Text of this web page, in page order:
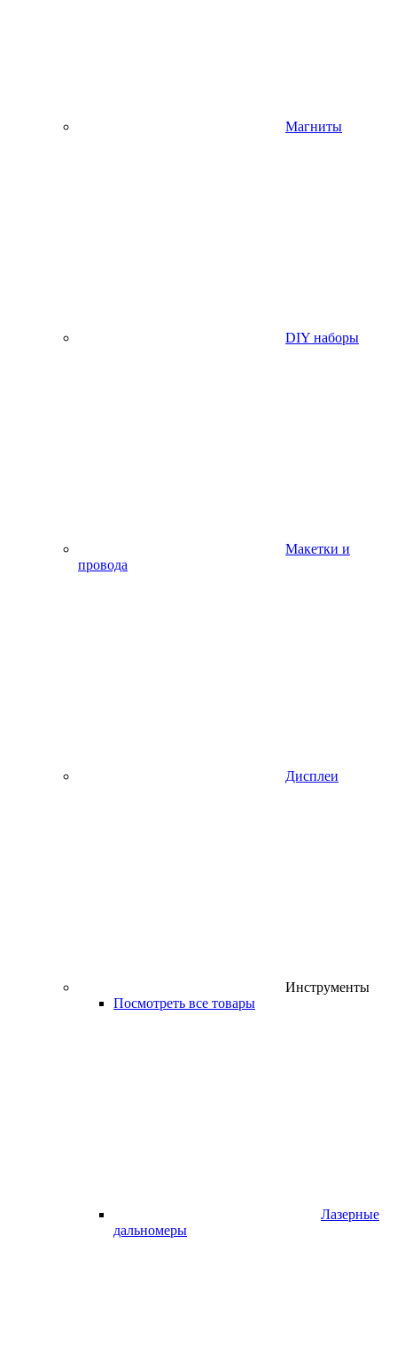
Магниты
DIY наборы
Макетки и
провода
Дисплеи
Инструменты
Посмотреть все товары
Лазерные
дальномеры